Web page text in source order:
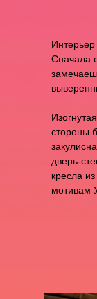
Сначала
стороны
дверь-
кресла
мотивам